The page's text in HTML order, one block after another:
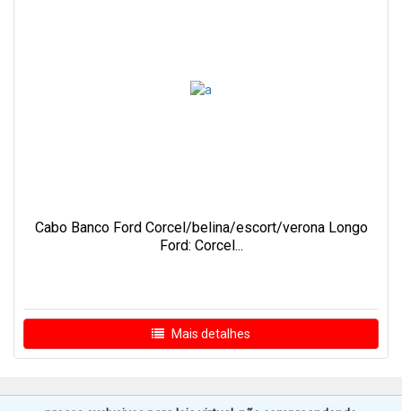
Cabo Banco Ford Corcel/belina/escort/verona Longo
Ford: Corcel...
Mais detalhes